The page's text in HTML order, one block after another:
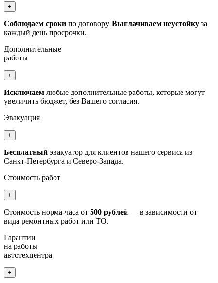
+
Соблюдаем сроки по договору. Выплачиваем неустойку за
каждый день просрочки.
Дополнительные
работы
+
Исключаем любые дополнительные работы, которые могут
увеличить бюджет, без Вашего согласия.
Эвакуация
+
Бесплатный эвакуатор для клиентов нашего сервиса из
Санкт-Петербурга и Северо-Запада.
Стоимость работ
+
Стоимость норма-часа от 500 рублей — в зависимости от
вида ремонтных работ или ТО.
Гарантии
на работы
автотехцентра
+